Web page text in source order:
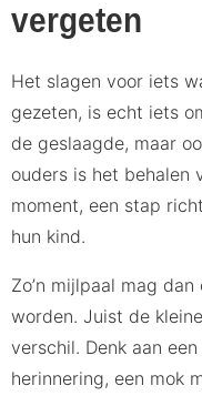
vergeten
Het slagen voor iets
gezeten, is echt iets
de geslaagde, maar
ouders is het behalen
moment, een stap
hun kind.
Zo’n mijlpaal mag
worden. Juist de
verschil. Denk aan
herinnering, een mok